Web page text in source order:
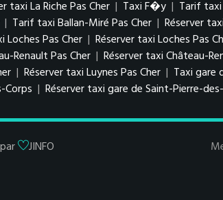
taxi La Riche Pas Cher | Taxi F�y | Tarif
| Tarif taxi Ballan-Miré Pas Cher | Réserver
Loches Pas Cher | Réserver taxi Loches Pas
Renault Pas Cher | Réserver taxi Château-
| Réserver taxi Luynes Pas Cher | Taxi gare
Corps | Réserver taxi gare de Saint-Pierre-
JINFO